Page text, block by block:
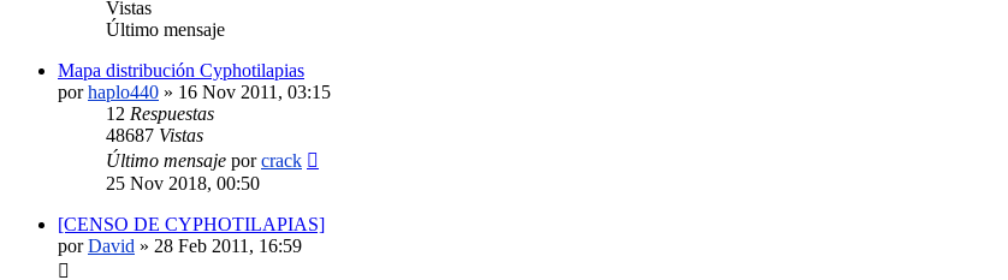
Vistas
Último mensaje
Mapa distribución Cyphotilapias
porhaplo440 » 16 Nov 2011, 03:15
12 Respuestas
48687 Vistas
Último mensaje porcrack
25 Nov 2018, 00:50
[CENSO DE CYPHOTILAPIAS]
porDavid » 28 Feb 2011, 16:59